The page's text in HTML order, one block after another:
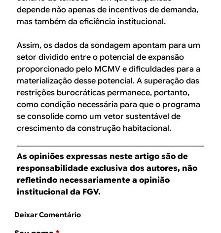
depende não apenas de incentivos de demanda,
mas também da eficiência institucional.
Assim, os dados da sondagem apontam para um
setor dividido entre o potencial de expansão
proporcionado pelo MCMV e dificuldades para a
materialização desse potencial. A superação das
restrições burocráticas permanece, portanto,
como condição necessária para que o programa
se consolide como um vetor sustentável de
crescimento da construção habitacional.
As opiniões expressas neste artigo são de
responsabilidade exclusiva dos autores, não
refletindo necessariamente a opinião
institucional da FGV.
Deixar Comentário